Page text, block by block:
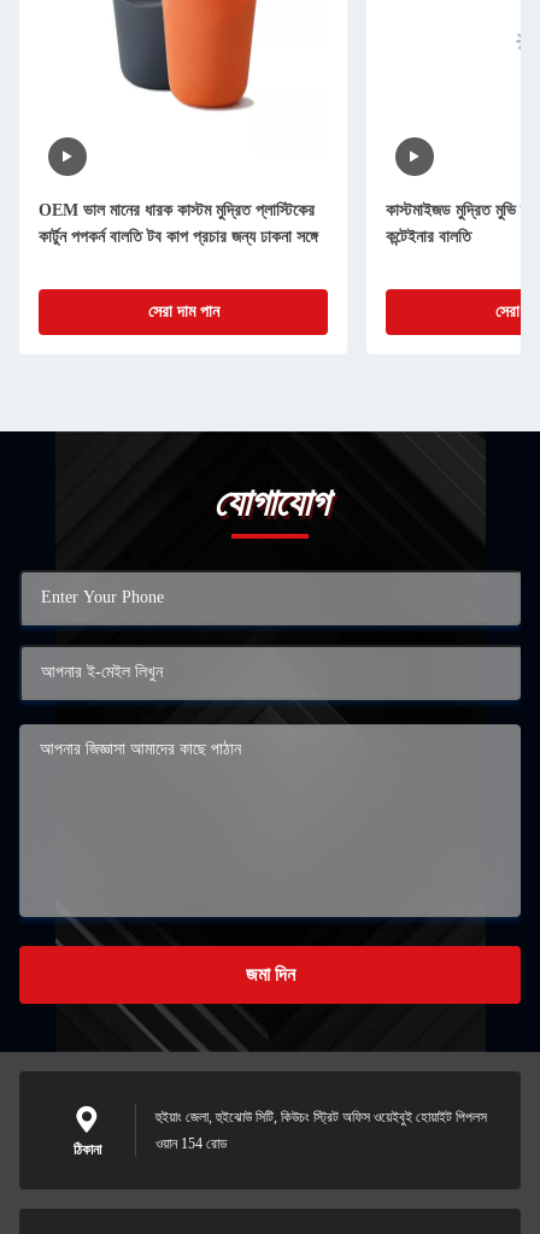
OEM ভাল মানের ধারক কাস্টম মুদ্রিত প্লাস্টিকের
কার্টুন পপকর্ন বালতি টব কাপ প্রচার জন্য ঢাকনা সঙ্গে
সেরা দাম পান
কাস্টমাইজড মুদ্রিত মুভি
কন্টেইনার বালতি
সেরা
যোগাযোগ
জমা দিন
ঠিকানা
হুইয়াং জেলা, হুইঝোউ সিটি, কিউচং স্ট্রিট অফিস ওয়েইবুই হোয়াইট পিপলস
ওয়ান 154 রোড